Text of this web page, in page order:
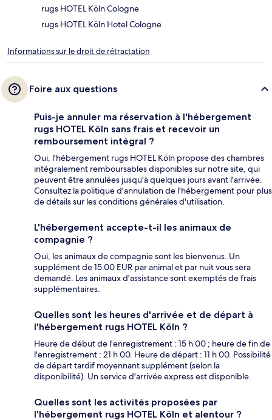
rugs HOTEL Köln Cologne
rugs HOTEL Köln Hotel Cologne
Informations sur le droit de rétractation
Foire aux questions
Puis-je annuler ma réservation à l'hébergement
rugs HOTEL Köln sans frais et recevoir un
remboursement intégral ?
Oui, l'hébergement rugs HOTEL Köln propose des chambres
intégralement remboursables disponibles sur notre site, qui
peuvent être annulées jusqu'à quelques jours avant l'arrivée.
Consultez la politique d'annulation de l'hébergement pour plus
de détails sur les conditions générales d'utilisation.
L'hébergement accepte-t-il les animaux de
compagnie ?
Oui, les animaux de compagnie sont les bienvenus. Un
supplément de 15.00 EUR par animal et par nuit vous sera
demandé. Les animaux d'assistance sont exemptés de frais
supplémentaires.
Quelles sont les heures d'arrivée et de départ à
l'hébergement rugs HOTEL Köln ?
Heure de début de l'enregistrement : 15 h 00 ; heure de fin de
l'enregistrement : 21 h 00. Heure de départ : 11 h 00. Possibilité
de départ tardif moyennant supplément (selon la
disponibilité). Un service d'arrivée express est disponible.
Quelles sont les activités proposées par
l'hébergement rugs HOTEL Köln et alentour ?